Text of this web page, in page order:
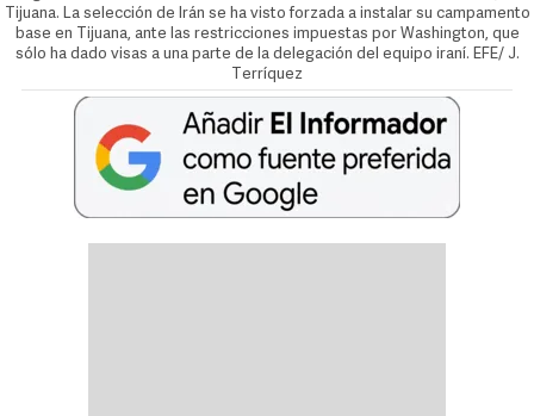
Tijuana. La selección de Irán se ha visto forzada a instalar su campamento
base en Tijuana, ante las restricciones impuestas por Washington, que
sólo ha dado visas a una parte de la delegación del equipo iraní. EFE/ J.
Terríquez